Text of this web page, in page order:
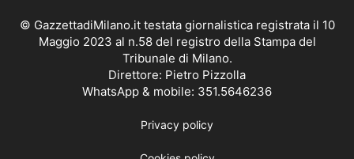
© GazzettadiMilano.it testata giornalistica registrata il 10
Maggio 2023 al n.58 del registro della Stampa del
Tribunale di Milano.
Direttore: Pietro Pizzolla
WhatsApp & mobile: 351.5646236
Privacy policy